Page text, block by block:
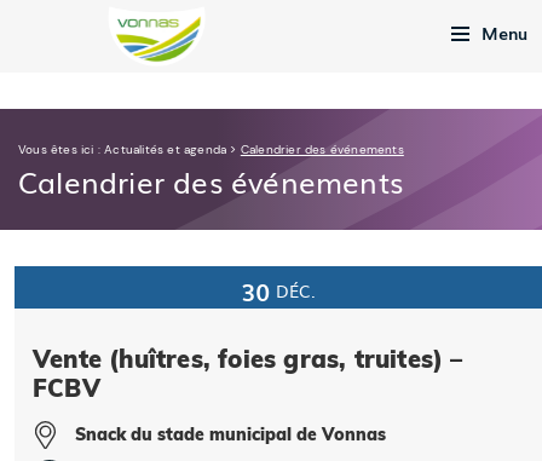
Menu
Vous êtes ici :Actualités et agenda > Calendrier des événements
Calendrier des événements
30 DÉC.
Vente (huîtres, foies gras, truites) –
FCBV
Snack du stade municipal de Vonnas